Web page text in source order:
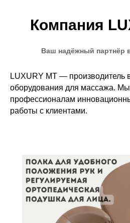
Компания
Ваш надёжный партнёр
LUXURY MT — производитель
оборудования для массажа.
профессионалам
работы с клиентами.